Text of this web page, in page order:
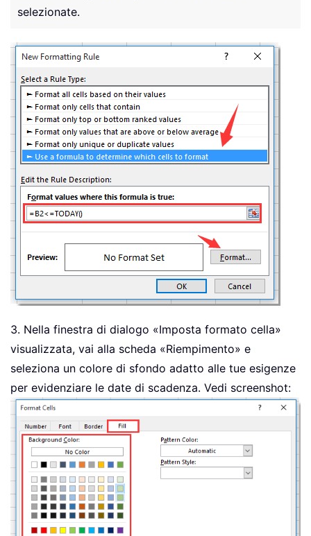
selezionate.
3. Nella finestra di dialogo «Imposta formato cella»
visualizzata, vai alla scheda «Riempimento» e
seleziona un colore di sfondo adatto alle tue esigenze
per evidenziare le date di scadenza. Vedi screenshot: